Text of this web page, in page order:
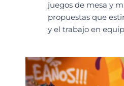
juegos de mesa y
propuestas que
y el trabajo en